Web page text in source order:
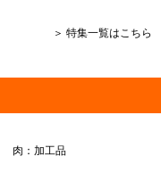
＞ 特集一覧はこちら
肉：加工品